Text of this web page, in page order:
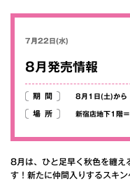
7月22日(水)
8月発売情報
期間 8月1日(土)から
場所 新宿店地下1階
8月は、ひと足早く秋色を纏え
す！新たに仲間入りするスキ